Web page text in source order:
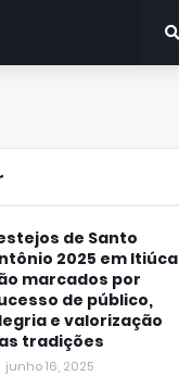
de Santo
2025 em Itiúca
marcados por
de público,
e valorização
tradições
junho 16, 2025